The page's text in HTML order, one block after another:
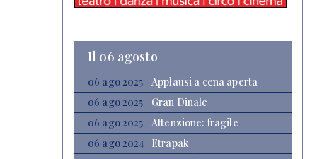
Il 06 agosto
06 ago 2025
Applausi a cena aperta
06 ago 2025
Gran Dinale
06 ago 2025
Attenzione: fragile
06 ago 2024
Etrapak